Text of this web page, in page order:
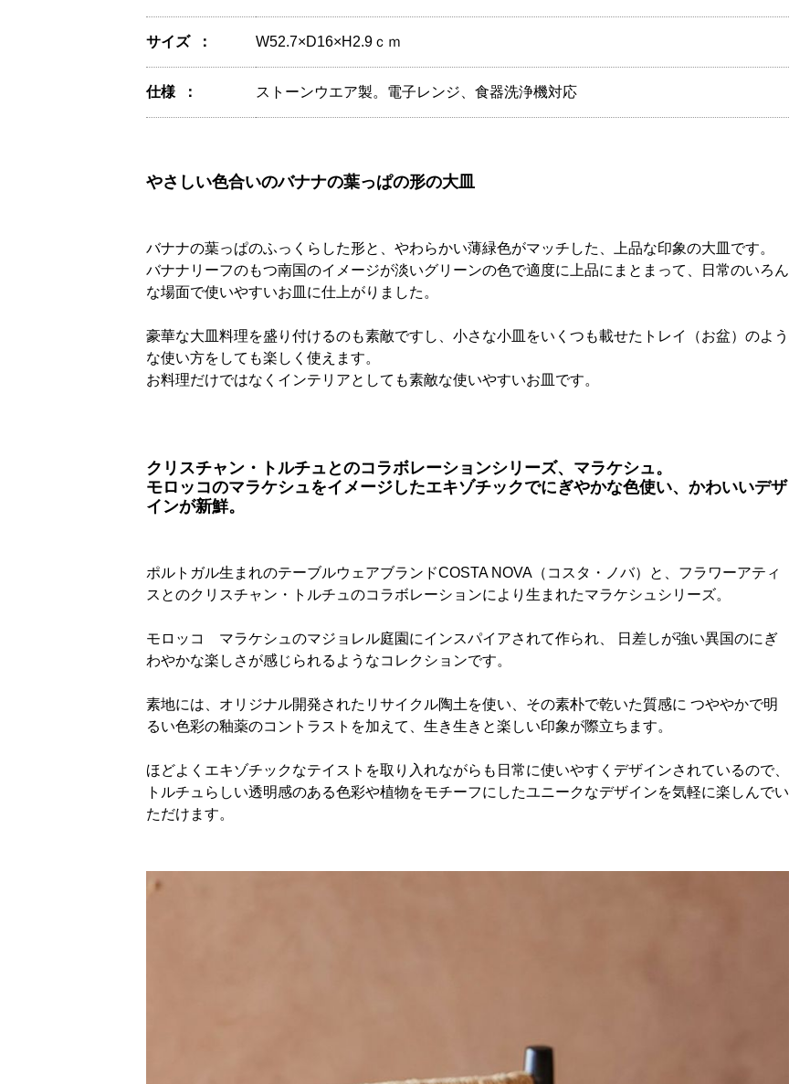
サイズ W52.7×D16×H2.9ｃｍ
仕様 ストーンウエア製。電子レンジ、食器洗浄機対応
やさしい色合いのバナナの葉っぱの形の大皿
バナナの葉っぱのふっくらした形と、やわらかい薄緑色がマッチした、上品な印象の大皿です。
バナナリーフのもつ南国のイメージが淡いグリーンの色で適度に上品にまとまって、日常のいろん
な場面で使いやすいお皿に仕上がりました。
豪華な大皿料理を盛り付けるのも素敵ですし、小さな小皿をいくつも載せたトレイ（お盆）のよう
な使い方をしても楽しく使えます。
お料理だけではなくインテリアとしても素敵な使いやすいお皿です。
クリスチャン・トルチュとのコラボレーションシリーズ、マラケシュ。
モロッコのマラケシュをイメージしたエキゾチックでにぎやかな色使い、かわいいデザ
インが新鮮。
ポルトガル生まれのテーブルウェアブランドCOSTA NOVA（コスタ・ノバ）と、フラワーアティ
スとのクリスチャン・トルチュのコラボレーションにより生まれたマラケシュシリーズ。
モロッコ マラケシュのマジョレル庭園にインスパイアされて作られ、 日差しが強い異国のにぎ
わやかな楽しさが感じられるようなコレクションです。
素地には、オリジナル開発されたリサイクル陶土を使い、その素朴で乾いた質感に つややかで明
るい色彩の釉薬のコントラストを加えて、生き生きと楽しい印象が際立ちます。
ほどよくエキゾチックなテイストを取り入れながらも日常に使いやすくデザインされているので、
トルチュらしい透明感のある色彩や植物をモチーフにしたユニークなデザインを気軽に楽しんでい
ただけます。